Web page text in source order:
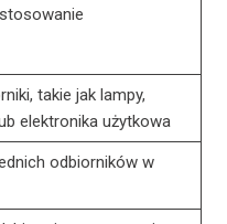
takie jak lampy,
elektronika użytkowa
odbiorników w